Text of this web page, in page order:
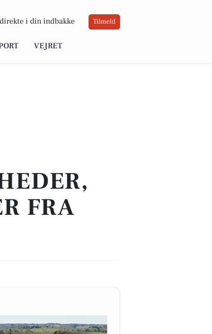
direkte i din indbakke Tilmeld
VEJRET
FRA